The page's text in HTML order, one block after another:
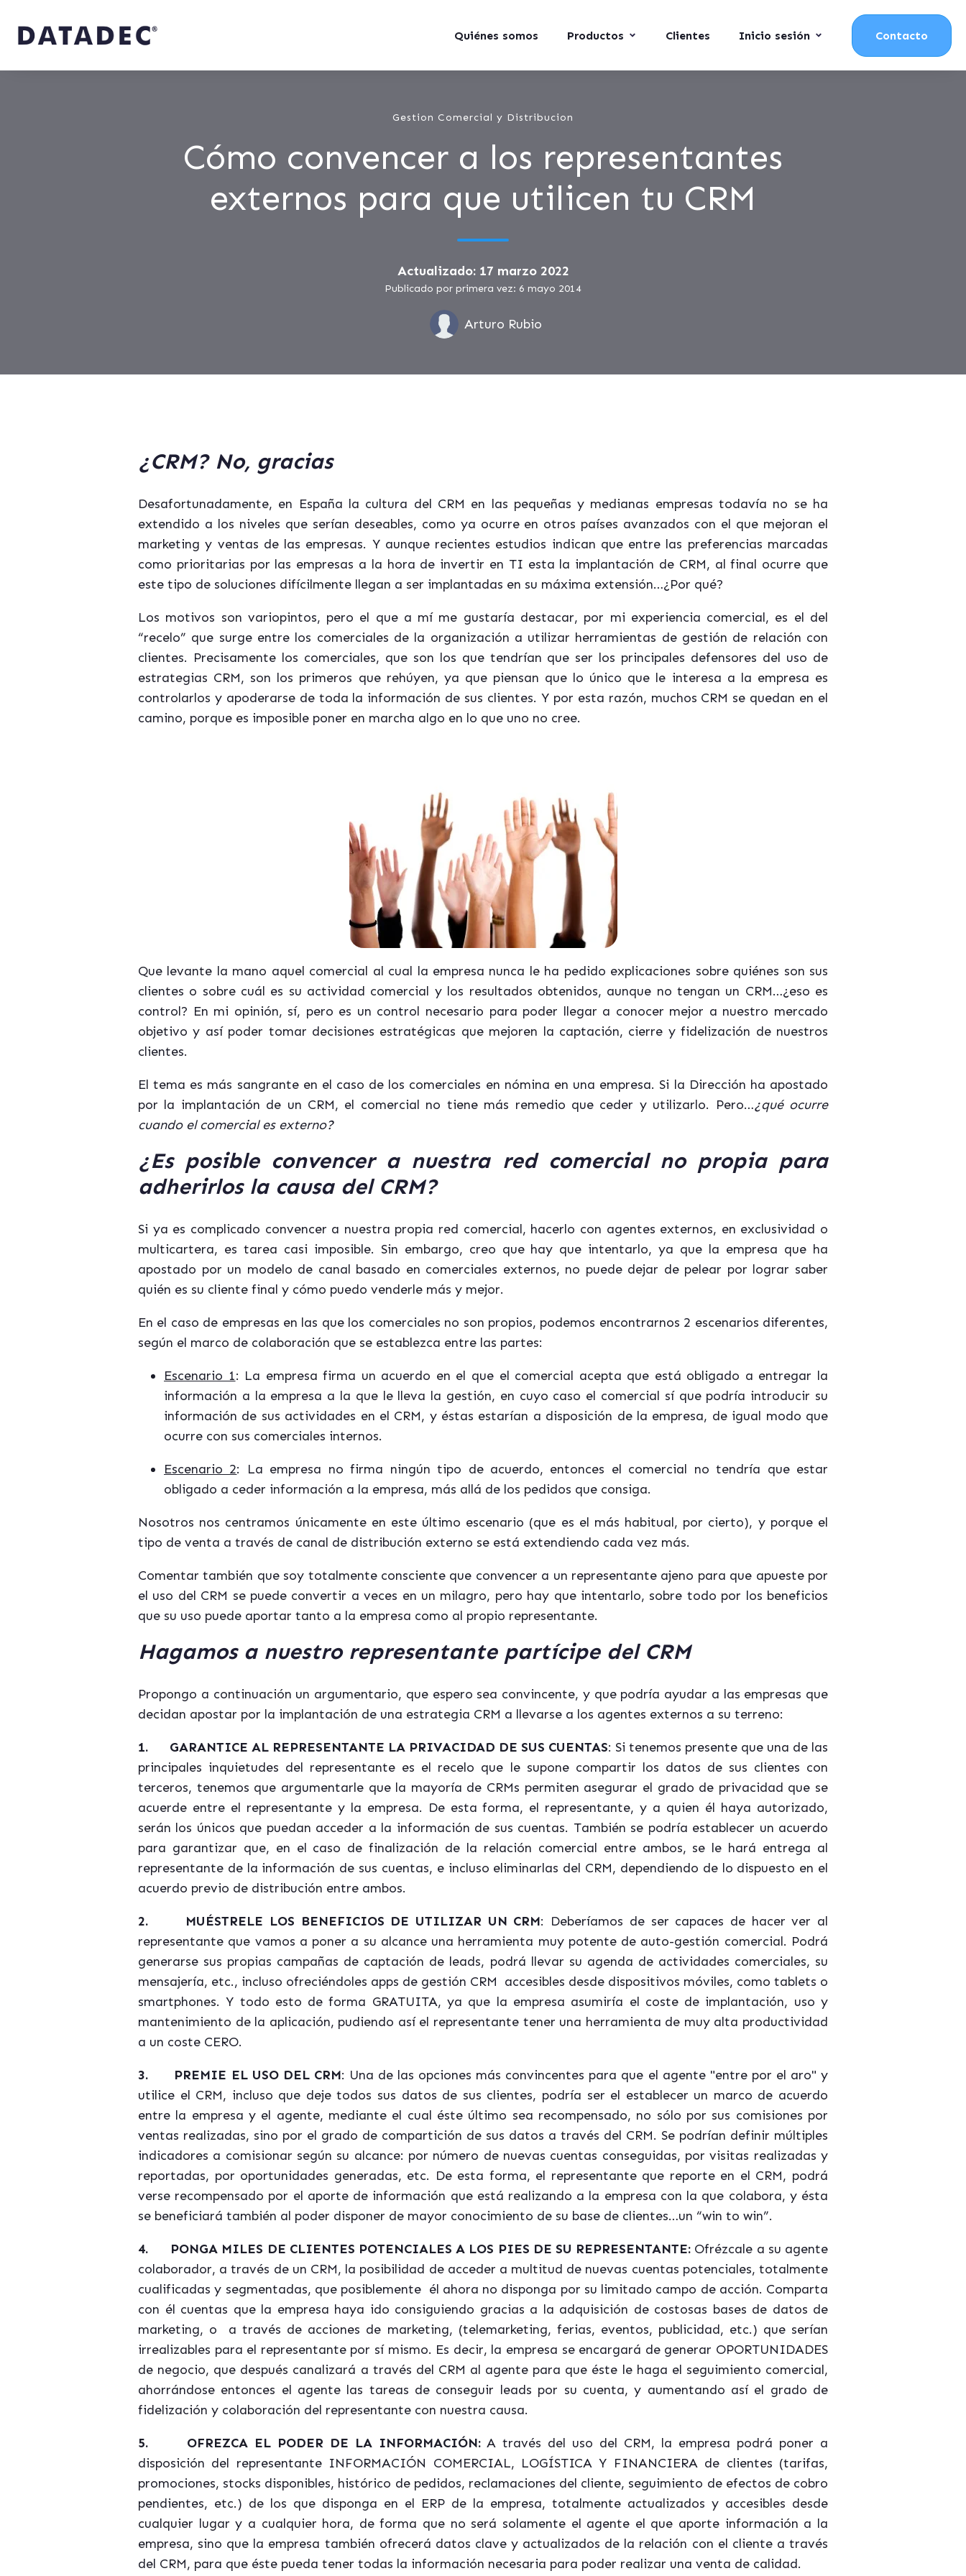
Quiénes somos Productos Clientes Inicio sesión Contacto
Gestion Comercial y Distribucion
Cómo convencer a los representantes
externos para que utilicen tu CRM
Actualizado: 17 marzo 2022
Publicado por primera vez: 6 mayo 2014
Arturo Rubio
¿CRM? No, gracias
Desafortunadamente, en España la cultura del CRM en las pequeñas y medianas empresas todavía no se ha
extendido a los niveles que serían deseables, como ya ocurre en otros países avanzados con el que mejoran el
marketing y ventas de las empresas. Y aunque recientes estudios indican que entre las preferencias marcadas
como prioritarias por las empresas a la hora de invertir en TI esta la implantación de CRM, al final ocurre que
este tipo de soluciones difícilmente llegan a ser implantadas en su máxima extensión…¿Por qué?
Los motivos son variopintos, pero el que a mí me gustaría destacar, por mi experiencia comercial, es el del
“recelo” que surge entre los comerciales de la organización a utilizar herramientas de gestión de relación con
clientes. Precisamente los comerciales, que son los que tendrían que ser los principales defensores del uso de
estrategias CRM, son los primeros que rehúyen, ya que piensan que lo único que le interesa a la empresa es
controlarlos y apoderarse de toda la información de sus clientes. Y por esta razón, muchos CRM se quedan en el
camino, porque es imposible poner en marcha algo en lo que uno no cree.
Que levante la mano aquel comercial al cual la empresa nunca le ha pedido explicaciones sobre quiénes son sus
clientes o sobre cuál es su actividad comercial y los resultados obtenidos, aunque no tengan un CRM…¿eso es
control? En mi opinión, sí, pero es un control necesario para poder llegar a conocer mejor a nuestro mercado
objetivo y así poder tomar decisiones estratégicas que mejoren la captación, cierre y fidelización de nuestros
clientes.
El tema es más sangrante en el caso de los comerciales en nómina en una empresa. Si la Dirección ha apostado
por la implantación de un CRM, el comercial no tiene más remedio que ceder y utilizarlo. Pero…¿qué ocurre
cuando el comercial es externo?
¿Es posible convencer a nuestra red comercial no propia para
adherirlos la causa del CRM?
Si ya es complicado convencer a nuestra propia red comercial, hacerlo con agentes externos, en exclusividad o
multicartera, es tarea casi imposible. Sin embargo, creo que hay que intentarlo, ya que la empresa que ha
apostado por un modelo de canal basado en comerciales externos, no puede dejar de pelear por lograr saber
quién es su cliente final y cómo puedo venderle más y mejor.
En el caso de empresas en las que los comerciales no son propios, podemos encontrarnos 2 escenarios diferentes,
según el marco de colaboración que se establezca entre las partes:
Escenario 1: La empresa firma un acuerdo en el que el comercial acepta que está obligado a entregar la
información a la empresa a la que le lleva la gestión, en cuyo caso el comercial sí que podría introducir su
información de sus actividades en el CRM, y éstas estarían a disposición de la empresa, de igual modo que
ocurre con sus comerciales internos.
Escenario 2: La empresa no firma ningún tipo de acuerdo, entonces el comercial no tendría que estar
obligado a ceder información a la empresa, más allá de los pedidos que consiga.
Nosotros nos centramos únicamente en este último escenario (que es el más habitual, por cierto), y porque el
tipo de venta a través de canal de distribución externo se está extendiendo cada vez más.
Comentar también que soy totalmente consciente que convencer a un representante ajeno para que apueste por
el uso del CRM se puede convertir a veces en un milagro, pero hay que intentarlo, sobre todo por los beneficios
que su uso puede aportar tanto a la empresa como al propio representante.
Hagamos a nuestro representante partícipe del CRM
Propongo a continuación un argumentario, que espero sea convincente, y que podría ayudar a las empresas que
decidan apostar por la implantación de una estrategia CRM a llevarse a los agentes externos a su terreno:
1. GARANTICE AL REPRESENTANTE LA PRIVACIDAD DE SUS CUENTAS: Si tenemos presente que una de las
principales inquietudes del representante es el recelo que le supone compartir los datos de sus clientes con
terceros, tenemos que argumentarle que la mayoría de CRMs permiten asegurar el grado de privacidad que se
acuerde entre el representante y la empresa. De esta forma, el representante, y a quien él haya autorizado,
serán los únicos que puedan acceder a la información de sus cuentas. También se podría establecer un acuerdo
para garantizar que, en el caso de finalización de la relación comercial entre ambos, se le hará entrega al
representante de la información de sus cuentas, e incluso eliminarlas del CRM, dependiendo de lo dispuesto en el
acuerdo previo de distribución entre ambos.
2. MUÉSTRELE LOS BENEFICIOS DE UTILIZAR UN CRM: Deberíamos de ser capaces de hacer ver al
representante que vamos a poner a su alcance una herramienta muy potente de auto-gestión comercial. Podrá
generarse sus propias campañas de captación de leads, podrá llevar su agenda de actividades comerciales, su
mensajería, etc., incluso ofreciéndoles apps de gestión CRM accesibles desde dispositivos móviles, como tablets o
smartphones. Y todo esto de forma GRATUITA, ya que la empresa asumiría el coste de implantación, uso y
mantenimiento de la aplicación, pudiendo así el representante tener una herramienta de muy alta productividad
a un coste CERO.
3. PREMIE EL USO DEL CRM: Una de las opciones más convincentes para que el agente "entre por el aro" y
utilice el CRM, incluso que deje todos sus datos de sus clientes, podría ser el establecer un marco de acuerdo
entre la empresa y el agente, mediante el cual éste último sea recompensado, no sólo por sus comisiones por
ventas realizadas, sino por el grado de compartición de sus datos a través del CRM. Se podrían definir múltiples
indicadores a comisionar según su alcance: por número de nuevas cuentas conseguidas, por visitas realizadas y
reportadas, por oportunidades generadas, etc. De esta forma, el representante que reporte en el CRM, podrá
verse recompensado por el aporte de información que está realizando a la empresa con la que colabora, y ésta
se beneficiará también al poder disponer de mayor conocimiento de su base de clientes…un “win to win”.
4. PONGA MILES DE CLIENTES POTENCIALES A LOS PIES DE SU REPRESENTANTE: Ofrézcale a su agente
colaborador, a través de un CRM, la posibilidad de acceder a multitud de nuevas cuentas potenciales, totalmente
cualificadas y segmentadas, que posiblemente él ahora no disponga por su limitado campo de acción. Comparta
con él cuentas que la empresa haya ido consiguiendo gracias a la adquisición de costosas bases de datos de
marketing, o a través de acciones de marketing, (telemarketing, ferias, eventos, publicidad, etc.) que serían
irrealizables para el representante por sí mismo. Es decir, la empresa se encargará de generar OPORTUNIDADES
de negocio, que después canalizará a través del CRM al agente para que éste le haga el seguimiento comercial,
ahorrándose entonces el agente las tareas de conseguir leads por su cuenta, y aumentando así el grado de
fidelización y colaboración del representante con nuestra causa.
5. OFREZCA EL PODER DE LA INFORMACIÓN:A través del uso del CRM, la empresa podrá poner a
disposición del representante INFORMACIÓN COMERCIAL, LOGÍSTICA Y FINANCIERA de clientes (tarifas,
promociones, stocks disponibles, histórico de pedidos, reclamaciones del cliente, seguimiento de efectos de cobro
pendientes, etc.) de los que disponga en el ERP de la empresa, totalmente actualizados y accesibles desde
cualquier lugar y a cualquier hora, de forma que no será solamente el agente el que aporte información a la
empresa, sino que la empresa también ofrecerá datos clave y actualizados de la relación con el cliente a través
del CRM, para que éste pueda tener todas la información necesaria para poder realizar una venta de calidad.